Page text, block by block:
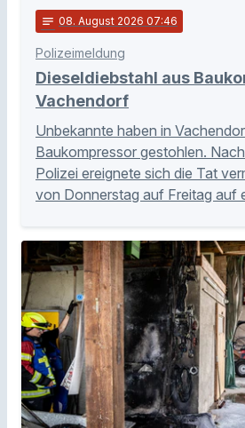
notes 08. August 2026 07:46
Polizeimeldung
Dieseldiebstahl aus
Vachendorf
Unbekannte haben in
Baukompressor gestohlen.
Polizei ereignete sich die Tat
von Donnerstag auf Freitag auf